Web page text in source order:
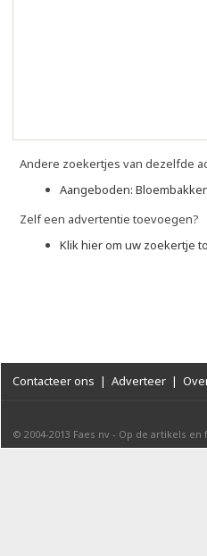
Andere zoekertjes van dezelfde
Aangeboden:
Zelf een advertentie toevoegen?
Klik hier om uw zoekertje
Contacteer ons | Adverteer |
© 2004-2013 Faes nv - Op de artikels en